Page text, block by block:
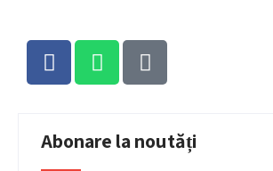
Abonare la noutăți